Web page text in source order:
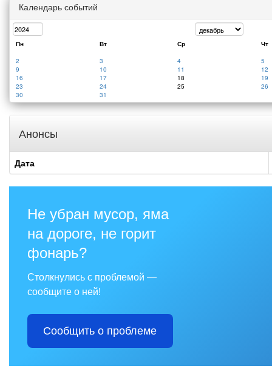
Календарь событий
Пн Вт Ср
Чт
2
3 4
5
9
10 11
12
16
17 18
19
23
24 25
26
30
31
Анонсы
Дата
Не убран мусор, яма
на дороге, не горит
фонарь?
Столкнулись с проблемой —
сообщите о ней!
Сообщить о проблеме